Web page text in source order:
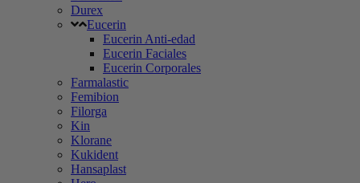
Durex
Eucerin
Eucerin Anti-edad
Eucerin Faciales
Eucerin Corporales
Farmalastic
Femibion
Filorga
Kin
Klorane
Kukident
Hansaplast